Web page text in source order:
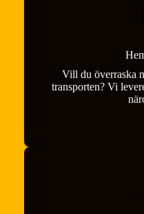
Vill du överraska
transporten? Vi